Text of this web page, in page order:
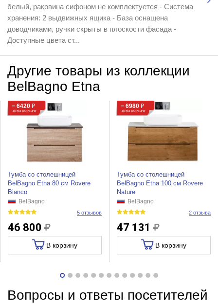
белый, раковина сифоном не комплектуется - Система
хранения: 2 выдвижных ящика - База оснащена
доводчиками, ручки скрыты в плоскости фасада -
Доступные цвета ст...
Другие товары из коллекции
BelBagno Etna
− 6420 ₽
ЧЕРЕЗ КОРЗИНУ
Тумба со столешницей
BelBagno Etna 80 см Rovere
Bianco
BelBagno
5 отзывов
46 800
В корзину
− 6980 ₽
ЧЕРЕЗ КОРЗИНУ
Тумба со столешницей
BelBagno Etna 100 см Rovere
Nature
BelBagno
2 отзыва
47 131
В корзину
Вопросы и ответы посетителей